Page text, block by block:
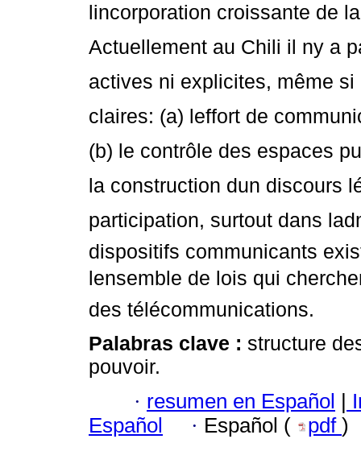
lincorporation croissante de
Actuellement au Chili il ny a
actives ni explicites, même si
claires: (a) leffort de
(b) le contrôle des espaces
la construction dun discours
participation, surtout dans
dispositifs communicants
lensemble de lois qui
des télécommunications.
Palabras clave : structure
pouvoir.
· resumen en Español |
Español
· Español ( pdf )